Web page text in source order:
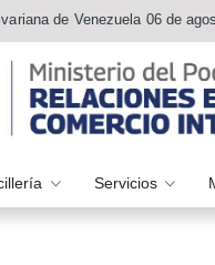
de Venezuela 06 de
Servicios